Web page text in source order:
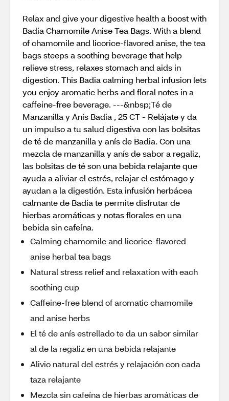
Relax and give your digestive health a boost with
Badia Chamomile Anise Tea Bags. With a blend
of chamomile and licorice-flavored anise, the tea
bags steeps a soothing beverage that help
relieve stress, relaxes stomach and aids in
digestion. This Badia calming herbal infusion lets
you enjoy aromatic herbs and floral notes in a
caffeine-free beverage. ---&nbsp;Té de
Manzanilla y Anís Badia , 25 CT - Relájate y da
un impulso a tu salud digestiva con las bolsitas
de té de manzanilla y anís de Badia. Con una
mezcla de manzanilla y anís de sabor a regaliz,
las bolsitas de té son una bebida relajante que
ayuda a aliviar el estrés, relajar el estómago y
ayudan a la digestión. Esta infusión herbácea
calmante de Badia te permite disfrutar de
hierbas aromáticas y notas florales en una
bebida sin cafeína.
Calming chamomile and licorice-flavored
anise herbal tea bags
Natural stress relief and relaxation with each
soothing cup
Caffeine-free blend of aromatic chamomile
and anise herbs
El té de anís estrellado te da un sabor similar
al de la regaliz en una bebida relajante
Alivio natural del estrés y relajación con cada
taza relajante
Mezcla sin cafeína de hierbas aromáticas de